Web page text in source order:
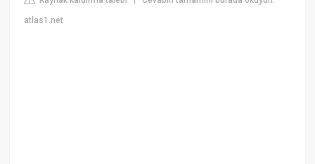
atlas1.net